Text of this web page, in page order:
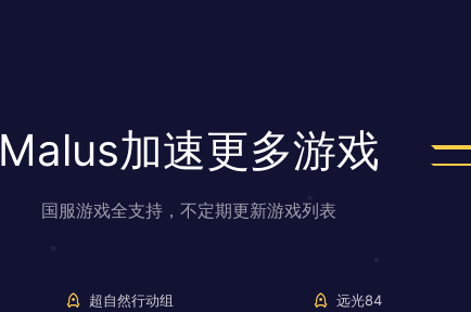
Malus加速更多游戏
国服游戏全支持，不定期更新游戏列表
超自然行动组 远光84